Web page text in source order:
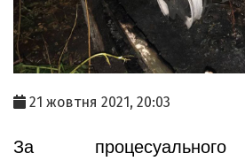
21 жовтня 2021, 20:03
За процесуального